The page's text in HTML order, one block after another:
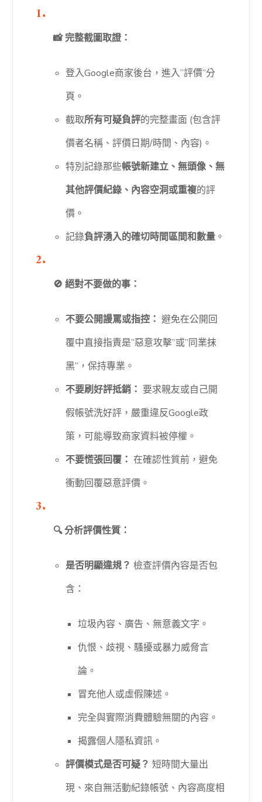
📸 完整截圖取證：
登入Google商家後台，進入”評價”分
頁。
截取所有可疑負評的完整畫面 (包含評
價者名稱、評價日期/時間、內容)。
特別記錄那些帳號新建立、無頭像、無
其他評價紀錄、內容空洞或重複的評
價。
記錄負評湧入的確切時間區間和數量。
🚫 絕對不要做的事：
不要公開謾罵或指控： 避免在公開回
覆中直接指責是”惡意攻擊”或”同業抹
黑”，保持專業。
不要刷好評抵銷： 要求親友或自己開
假帳號洗好評，嚴重違反Google政
策，可能導致商家資料被停權。
不要慌張回覆： 在確認性質前，避免
衝動回覆惡意評價。
🔍 分析評價性質：
是否明顯違規？ 檢查評價內容是否包
含：
垃圾內容、廣告、無意義文字。
仇恨、歧視、騷擾或暴力威脅言
論。
冒充他人或虛假陳述。
完全與實際消費體驗無關的內容。
揭露個人隱私資訊。
評價模式是否可疑？ 短時間大量出
現、來自無活動紀錄帳號、內容高度相